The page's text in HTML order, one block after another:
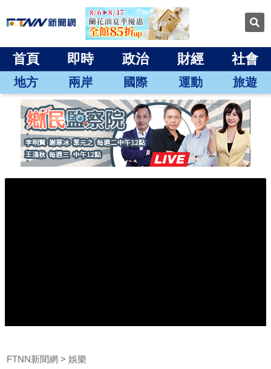
首頁 即時 政治 財經 社會
地方 兩岸 國際 運動 旅遊
FTNN新聞網 娛樂